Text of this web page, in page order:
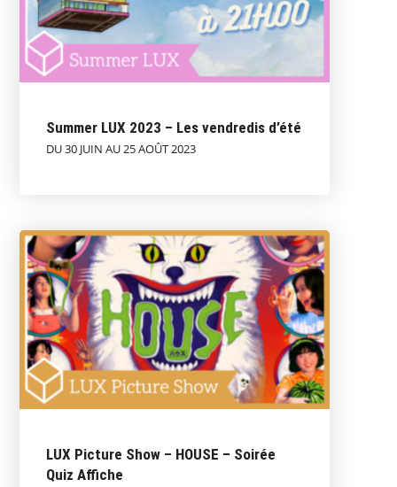
Summer LUX 2023 – Les vendredis d’été
DU 30 JUIN AU 25 AOÛT 2023
LUX Picture Show – HOUSE – Soirée
Quiz Affiche